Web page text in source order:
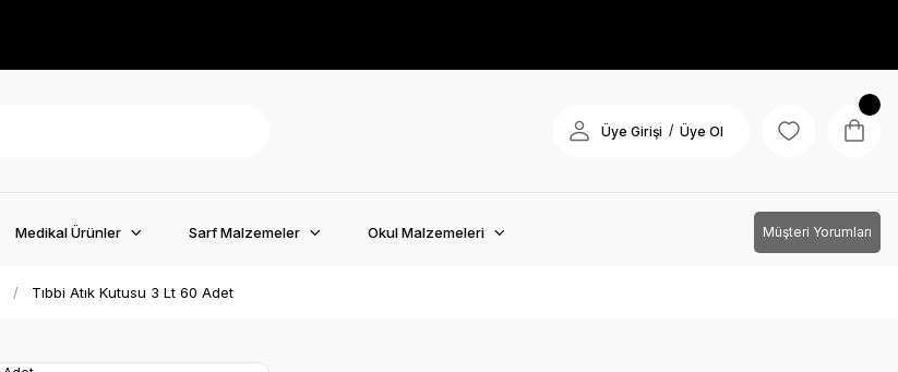
Üye Girişi / Üye Ol
Medikal Ürünler Sarf Malzemeler Okul Malzemeleri Müşteri Yorumları
Tıbbi Atık Kutusu 3 Lt 60 Adet